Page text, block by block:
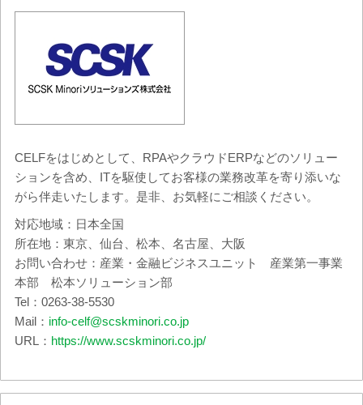
CELFをはじめとして、RPAやクラウドERPなどのソリュー
ションを含め、ITを駆使してお客様の業務改革を寄り添いな
がら伴走いたします。是非、お気軽にご相談ください。
対応地域：日本全国
所在地：東京、仙台、松本、名古屋、大阪
お問い合わせ：産業・金融ビジネスユニット 産業第一事業
本部 松本ソリューション部
Tel：0263-38-5530
Mail： info-celf@scskminori.co.jp
URL： https://www.scskminori.co.jp/